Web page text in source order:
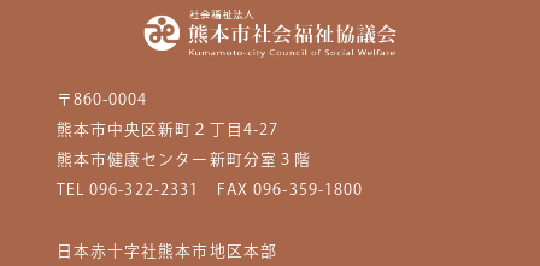
〒860-0004
熊本市中央区新町２丁目4-27
熊本市健康センター新町分室３階
TEL 096-322-2331 FAX 096-359-1800
日本赤十字社熊本市地区本部